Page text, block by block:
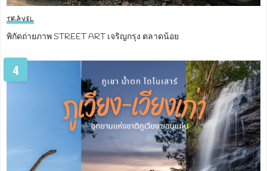
TRAVEL
พิกัดถ่ายภาพ STREET ART เจริญกรุง ตลาดน้อย
4